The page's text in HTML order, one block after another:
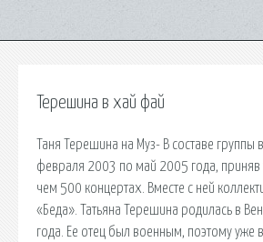
Терешина в хай фай
Таня Терешина на Муз- В составе группы
февраля 2003 по май 2005 года, приняв
чем 500 концертах. Вместе с ней
«Беда». Татьяна Терешина родилась в
года. Ее отец был военным, поэтому уже